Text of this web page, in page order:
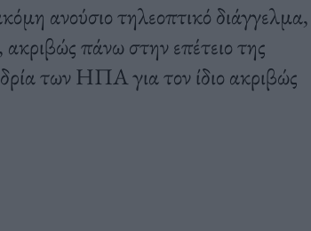
ανούσιο τηλεοπτικό διάγγελμα,
πάνω στην επέτειο της
των ΗΠΑ για τον ίδιο ακριβώς